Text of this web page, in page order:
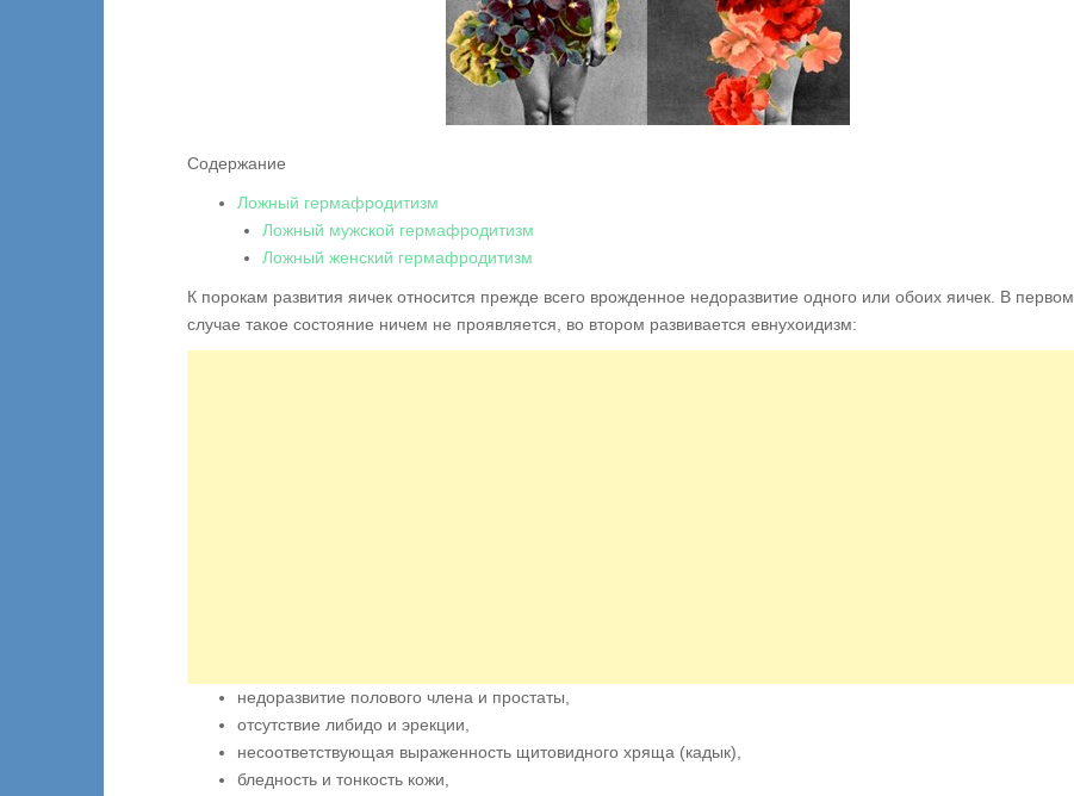
Содержание
Ложный гермафродитизм
Ложный мужской гермафродитизм
Ложный женский гермафродитизм
К порокам развития яичек относится прежде всего врожденное недоразвитие одного или обоих яичек. В первом
случае такое состояние ничем не проявляется, во втором развивается евнухоидизм:
недоразвитие полового члена и простаты,
отсутствие либидо и эрекции,
несоответствующая выраженность щитовидного хряща (кадык),
бледность и тонкость кожи,